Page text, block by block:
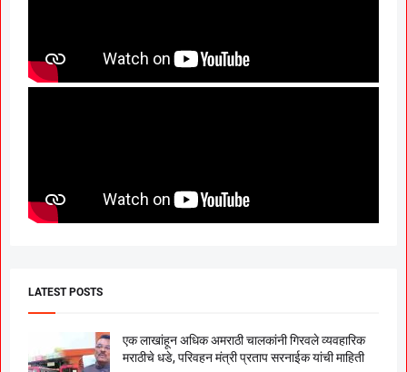
LATEST POSTS
एक लाखांहून अधिक अमराठी चालकांनी गिरवले व्यवहारिक
मराठीचे धडे, परिवहन मंत्री प्रताप सरनाईक यांची माहिती